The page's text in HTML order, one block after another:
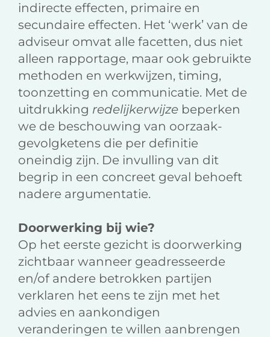
indirecte effecten, primaire en
secundaire effecten. Het ‘werk’ van de
adviseur omvat alle facetten, dus niet
alleen rapportage, maar ook gebruikte
methoden en werkwijzen, timing,
toonzetting en communicatie. Met de
uitdrukking redelijkerwijze beperken
we de beschouwing van oorzaak-
gevolgketens die per definitie
oneindig zijn. De invulling van dit
begrip in een concreet geval behoeft
nadere argumentatie.
Doorwerking bij wie?
Op het eerste gezicht is doorwerking
zichtbaar wanneer geadresseerde
en/of andere betrokken partijen
verklaren het eens te zijn met het
advies en aankondigen
veranderingen te willen aanbrengen